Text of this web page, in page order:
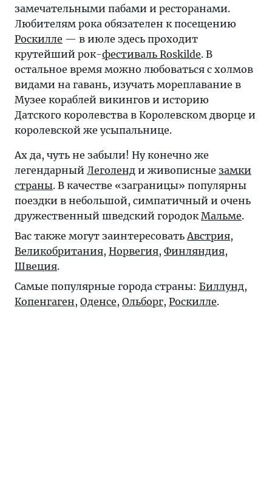
замечательными пабами и ресторанами.
Любителям рока обязателен к посещению
Роскилле — в июле здесь проходит
крутейший рок-фестиваль Roskilde. В
остальное время можно любоваться с холмов
видами на гавань, изучать мореплавание в
Музее кораблей викингов и историю
Датского королевства в Королевском дворце и
королевской же усыпальнице.
Ах да, чуть не забыли! Ну конечно же
легендарный Леголенд и живописные замки
страны. В качестве «заграницы» популярны
поездки в небольшой, симпатичный и очень
дружественный шведский городок Мальме.
Вас также могут заинтересовать Австрия,
Великобритания, Норвегия, Финляндия,
Швеция.
Самые популярные города страны: Биллунд,
Копенгаген, Оденсе, Ольборг, Роскилле.